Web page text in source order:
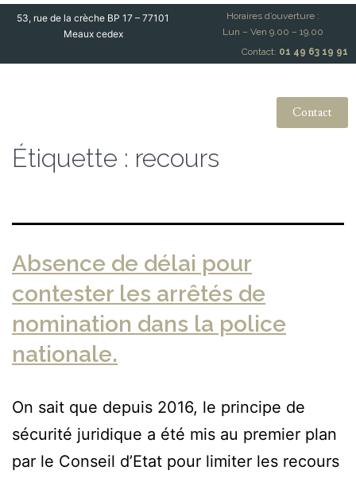
53, rue de la crèche BP 17 – 77101
Meaux cedex
Horaires d’ouverture :
Lun – Ven 9.00 – 19.00
Contact: 01 49 63 19 91
Contact
Étiquette : recours
Absence de délai pour
contester les arrêtés de
nomination dans la police
nationale.
On sait que depuis 2016, le principe de
sécurité juridique a été mis au premier plan
par le Conseil d’Etat pour limiter les recours